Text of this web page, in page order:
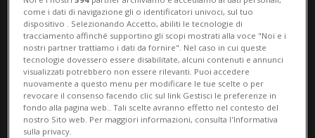
come i dati di navigazione gli o identificatori univoci, sul tuo
dispositivo . Selezionando Accetto, abiliti le tecnologie di
tracciamento affinché supportino gli scopi mostrati alla voce "Noi e i
nostri partner trattiamo i dati da fornire". Nel caso in cui queste
tecnologie dovessero essere disabilitate, alcuni contenuti e annunci
visualizzati potrebbero non essere rilevanti. Puoi accedere
nuovamente a questo menu per modificare le tue scelte o per
revocare il consenso facendo clic sul link Gestisci le preferenze in
fondo alla pagina web.. Tali scelte avranno effetto nel contesto del
nostro Sito web. Per maggiori informazioni, consulta l'Informativa
sulla privacy.